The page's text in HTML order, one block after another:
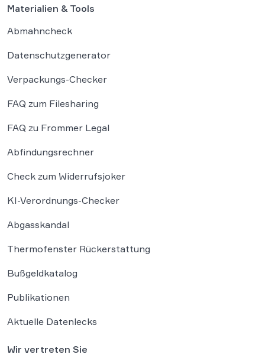
Materialien & Tools
Abmahncheck
Datenschutzgenerator
Verpackungs-Checker
FAQ zum Filesharing
FAQ zu Frommer Legal
Abfindungsrechner
Check zum Widerrufsjoker
KI-Verordnungs-Checker
Abgasskandal
Thermofenster Rückerstattung
Bußgeldkatalog
Publikationen
Aktuelle Datenlecks
Wir vertreten Sie